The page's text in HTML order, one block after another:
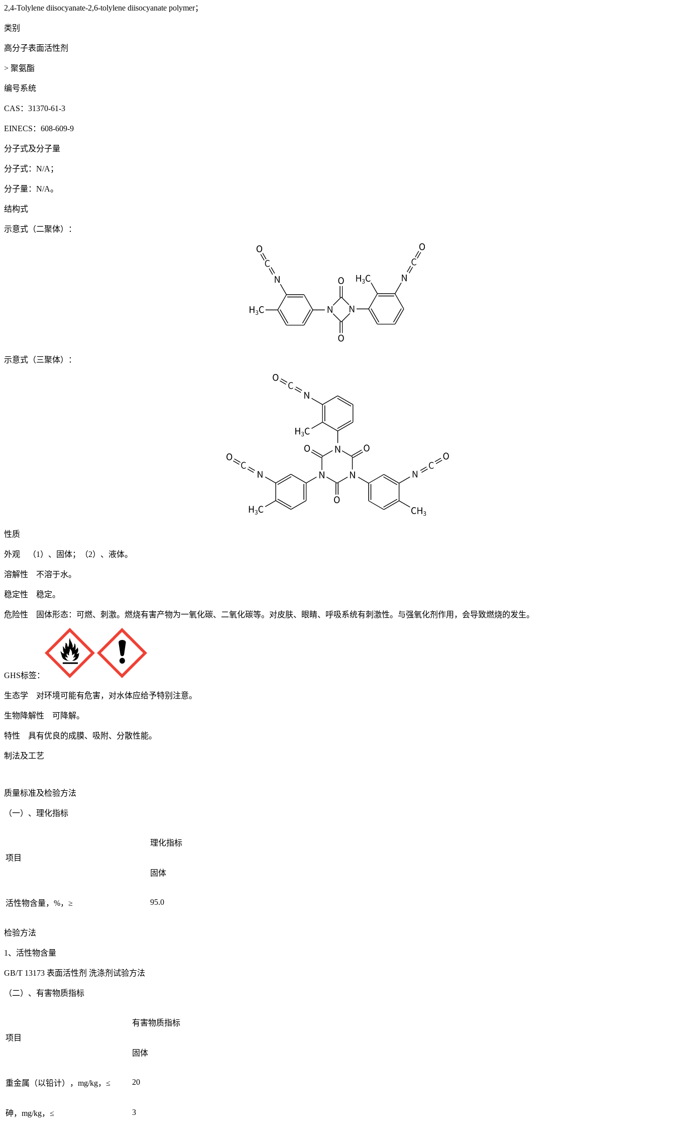
2,4-Tolylene diisocyanate-2,6-tolylene diisocyanate polymer；
类别
高分子表面活性剂
> 聚氨酯
编号系统
CAS：31370-61-3
EINECS：608-609-9
分子式及分子量
分子式：N/A；
分子量：N/A。
结构式
示意式（二聚体）：
示意式（三聚体）：
性质
外观 （1）、固体；（2）、液体。
溶解性 不溶于水。
稳定性 稳定。
危险性 固体形态：可燃、刺激。燃烧有害产物为一氧化碳、二氧化碳等。对皮肤、眼睛、呼吸系统有刺激性。与强氧化剂作用，会导致燃烧的发生。
GHS标签：
生态学 对环境可能有危害，对水体应给予特别注意。
生物降解性 可降解。
特性 具有优良的成膜、吸附、分散性能。
制法及工艺
质量标准及检验方法
（一）、理化指标
项目
理化指标
固体
活性物含量，%，≥ 95.0
检验方法
1、活性物含量
GB/T 13173 表面活性剂 洗涤剂试验方法
（二）、有害物质指标
项目
有害物质指标
固体
重金属（以铅计），mg/kg，≤ 20
砷，mg/kg，≤ 3